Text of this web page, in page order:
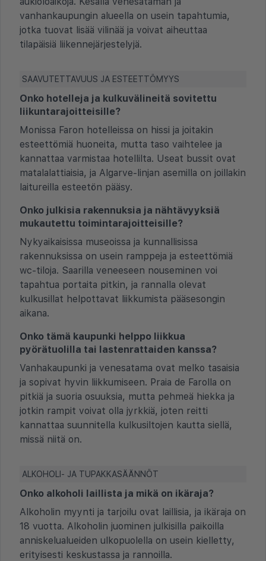
vanhankaupungin alueella on usein tapahtumia,
jotka tuovat lisää vilinää ja voivat aiheuttaa
tilapäisiä liikennejärjestelyjä.
SAAVUTETTAVUUS JA ESTEETTÖMYYS
Onko hotelleja ja kulkuvälineitä sovitettu
liikuntarajoitteisille?
Monissa Faron hotelleissa on hissi ja joitakin
esteettömiä huoneita, mutta taso vaihtelee ja
kannattaa varmistaa hotellilta. Useat bussit ovat
matalalattiaisia, ja Algarve-linjan asemilla on joillakin
laitureilla esteetön pääsy.
Onko julkisia rakennuksia ja nähtävyyksiä
mukautettu toimintarajoitteisille?
Nykyaikaisissa museoissa ja kunnallisissa
rakennuksissa on usein ramppeja ja esteettömiä
wc-tiloja. Saarilla veneeseen nouseminen voi
tapahtua portaita pitkin, ja rannalla olevat
kulkusillat helpottavat liikkumista pääsesongin
aikana.
Onko tämä kaupunki helppo liikkua
pyörätuolilla tai lastenrattaiden kanssa?
Vanhakaupunki ja venesatama ovat melko tasaisia
ja sopivat hyvin liikkumiseen. Praia de Farolla on
pitkiä ja suoria osuuksia, mutta pehmeä hiekka ja
jotkin rampit voivat olla jyrkkiä, joten reitti
kannattaa suunnitella kulkusiltojen kautta siellä,
missä niitä on.
ALKOHOLI- JA TUPAKKASÄÄNNÖT
Onko alkoholi laillista ja mikä on ikäraja?
Alkoholin myynti ja tarjoilu ovat laillisia, ja ikäraja on
18 vuotta. Alkoholin juominen julkisilla paikoilla
anniskelualueiden ulkopuolella on usein kielletty,
erityisesti keskustassa ja rannoilla.